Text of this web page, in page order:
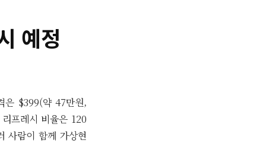
예정
은 $399(약 47만원,
프레시 비율은 120
사람이 함께 가상현